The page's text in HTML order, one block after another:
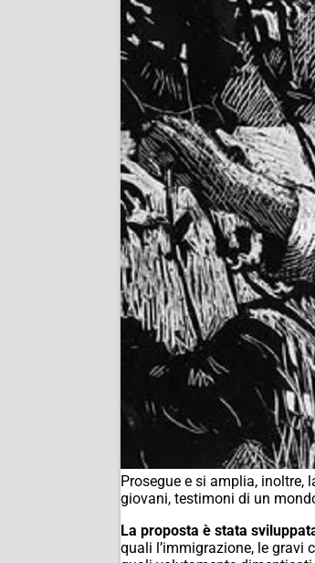
Prosegue e si amplia, inoltre,
giovani, testimoni di un
La proposta è stata
quali l’immigrazione, le gravi